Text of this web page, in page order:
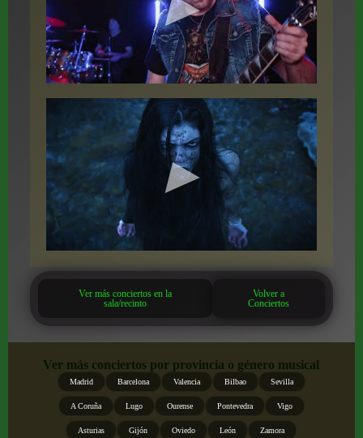
Ver más conciertos en la
sala/recinto
Volver a
Conciertos
Ver más conciertos por provincia o género musical
Madrid Barcelona Valencia Bilbao Sevilla
A Coruña Lugo Ourense Pontevedra Vigo
Asturias Gijón Oviedo León Zamora